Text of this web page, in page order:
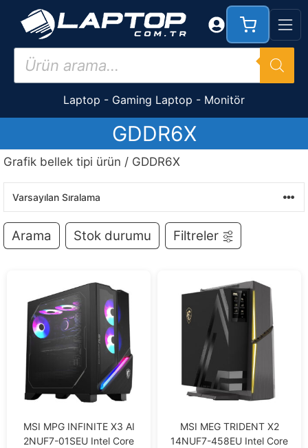
İçeriğe
Products
search
Laptop - Gaming Laptop - Monitör
GDDR6X
Grafik bellek tipi ürün / GDDR6X
Arama Stok durumu Filtreler
MSI MPG INFINITE X3 AI
2NUF7-01SEU Intel Core
MSI MEG TRIDENT X2
14NUF7-458EU Intel Core